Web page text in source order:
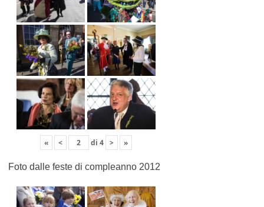
« < di 4 > »
Foto dalle feste di compleanno 2012